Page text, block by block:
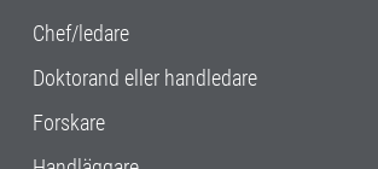
Chef/ledare
Doktorand eller handledare
Forskare